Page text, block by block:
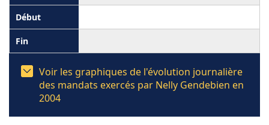
Voir les graphiques de l'évolution journalière
des mandats exercés par Nelly Gendebien en
2004